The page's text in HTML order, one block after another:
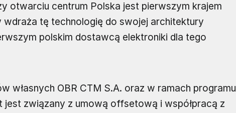
otwarciu centrum Polska jest pierwszym krajem
tę technologię do swojej architektury
polskim dostawcą elektroniki dla tego
własnych OBR CTM S.A. oraz w ramach programu
jest związany z umową offsetową i współpracą z